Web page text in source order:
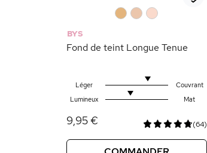
BYS
Fond de teint Longue Tenue
Léger
Couvrant
Lumineux
Mat
9,95 € (64)